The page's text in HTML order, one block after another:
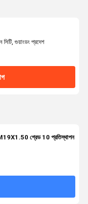
সিটি, গুয়াংডং প্রদেশ
গ্রেড 10 প্রতিস্থাপন